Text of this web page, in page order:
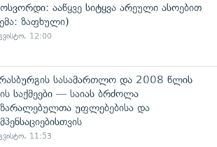
ააწყვე სიტყვა არეული ასოებით
ზაფხული)
12:00
სასამართლო და 2008 წლის
საქმეები — საიას ბრძოლა
უფლებებისა და
11:53